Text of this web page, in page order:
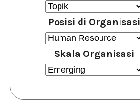
Posisi di Organisasi
Skala Organisasi